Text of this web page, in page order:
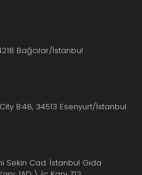
Bağcılar/İstanbul
B:48, 34513 Esenyurt/İstanbul
Sekin Cad. İstanbul Gıda